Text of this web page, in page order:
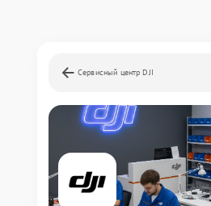
Сервисный центр DJI